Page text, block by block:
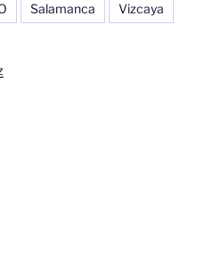
Salamanca Vizcaya